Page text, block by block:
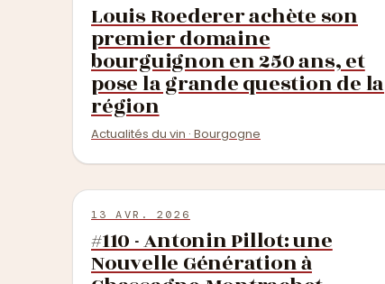
Louis Roederer achète son
premier domaine
bourguignon en 250 ans, et
pose la grande question de la
région
Actualités du vin · Bourgogne
13 AVR. 2026
#110 - Antonin Pillot: une
Nouvelle Génération à